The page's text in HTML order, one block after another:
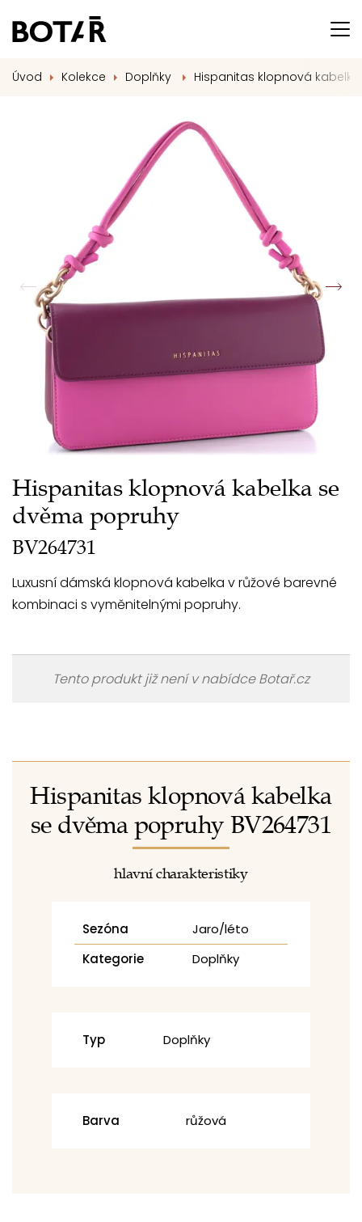
Úvod Kolekce Doplňky Hispanitas klopnová
Hispanitas klopnová kabelka se
dvěma popruhy
BV264731
Luxusní dámská klopnová kabelka v růžové barevné
kombinaci s vyměnitelnými popruhy.
Tento produkt již není v nabídce Botař.cz
Hispanitas klopnová kabelka
se dvěma popruhy BV264731
hlavní charakteristiky
Sezóna
Jaro/léto
Kategorie
Doplňky
Typ Doplňky
Barva růžová